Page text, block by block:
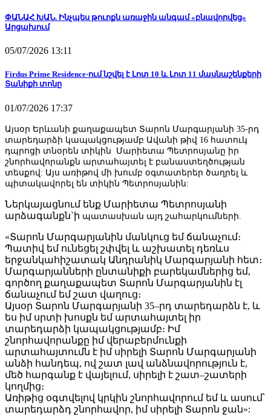
ՓԱՆԱՀ ԽԱՆ. Ինչպես թուրքն առաջին անգամ «բնավորվեց»
Արցախում
05/07/2026 13:11
Firdus Prime Residence-ում նշվել է Լոտ 10 և Լոտ 11 մասնաշենքերի
Տանիքի տոնը
01/07/2026 17:37
Այսօր Երևանի քաղաքապետ Տարոն Մարգարյանի 35-րդ
տարեդարձի կապակցությամբ Ավանի թիվ 16 հատուկ
դպրոցի տնօրեն տիկին Մարիետա Պետրոսյանը իր
շնորհավորանքն արտահայտել է բանաստեղծության
տեսքով: Այս առիթով մի խումբ օգտատերեր ծաղրել և
պիտակավորել են տիկին Պետրոսյանին:
Ներկայացնում ենք Մարիետա Պետրոսյանի
արձագանքն`ի պատասխան այդ շահարկումների
«Տարոն Մարգարյանին մանկուց եմ ճանաչում։
Պատիվ եմ ունեցել շփվել և աշխատել դեռևս
երջանկահիշատակ Անդրանիկ Մարգարյանի հետ։
Մարգարյանների ընտանիքի բարեկամներից եմ,
գործող քաղաքապետ Տարոն Մարգարյանին էլ
ճանաչում եմ շատ վաղուց։
Այսօր Տարոն Մարգարյանի 35–րդ տարեդարձն է, և
ես իմ սրտի խոսքն եմ արտահայտել իր
տարեդարձի կապակցությամբ։ Իմ
շնորհավորանքը իմ վերաբերմունքի
արտահայտումն է իմ սիրելի Տարոն Մարգարյանի
անձի հանդեպ, ով շատ լավ անձնավորություն է,
մեծ հարգանք է վայելում, սիրելի է շատ–շատերի
կողմից։
Առիթից օգտվելով կրկին շնորհավորում եմ և ասում՝
տարեդարձդ շնորհավոր, իմ սիրելի Տարոն ջան»: